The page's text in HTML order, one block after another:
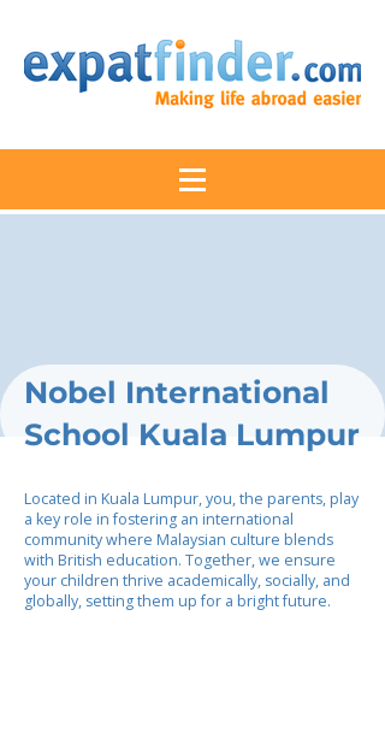
Nobel International
School Kuala Lumpur
Located in Kuala Lumpur, you, the parents, play
a key role in fostering an international
community where Malaysian culture blends
with British education. Together, we ensure
your children thrive academically, socially, and
globally, setting them up for a bright future.